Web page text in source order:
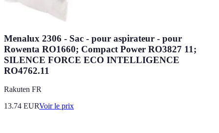
Menalux 2306 - Sac - pour aspirateur - pour
Rowenta RO1660; Compact Power RO3827 11;
SILENCE FORCE ECO INTELLIGENCE
RO4762.11
Rakuten FR
13.74 EURVoir le prix